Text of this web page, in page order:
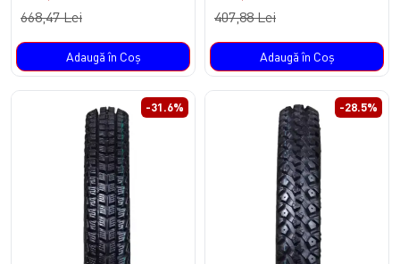
668,47 Lei
Adaugă în Coş
407,88 Lei
Adaugă în Coş
-31.6% -28.5%